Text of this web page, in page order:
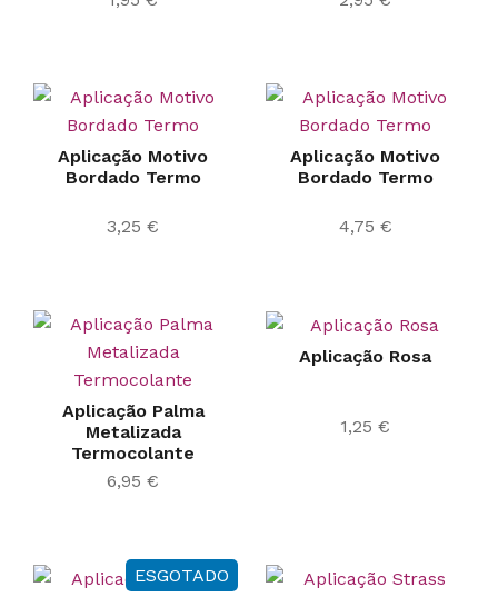
Aplicação Motivo
Bordado Termo
3,25 €
Aplicação Motivo
Bordado Termo
4,75 €
Aplicação Palma
Metalizada
Termocolante
6,95 €
Aplicação Rosa
1,25 €
ESGOTADO